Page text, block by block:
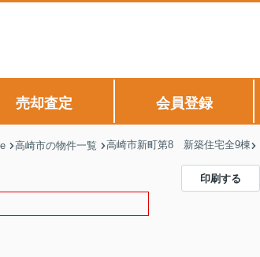
売却査定 会員登録
高崎市の物件一覧 高崎市新町第8 新築住宅全9棟
印刷する